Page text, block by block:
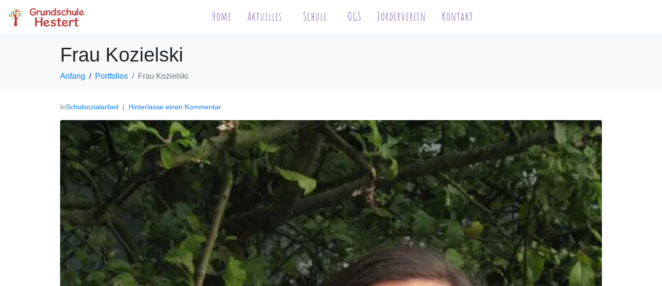
Home Aktuelles Schule OGS Förderverein Kontakt
Frau Kozielski
Anfang Portfolios Frau Kozielski
InSchulsozialarbeit Hinterlasse einen Kommentar